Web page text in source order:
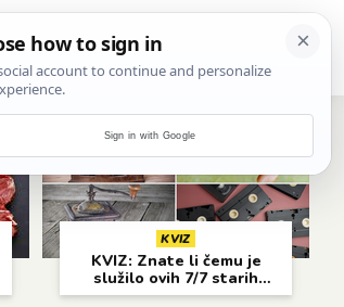
woot?!
KVIZ
KVIZ: Znate li čemu je
služilo ovih 7/7 starih
predmeta?
Sign in with Google